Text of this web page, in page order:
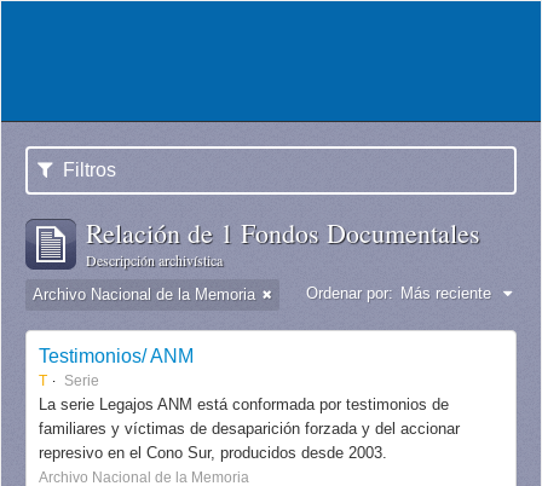
Filtros
Relación de 1 Fondos Documentales
Descripción archivística
Archivo Nacional de la Memoria Ordenar por: Más reciente
Testimonios/ ANM
T Serie
La serie Legajos ANM está conformada por testimonios de
familiares y víctimas de desaparición forzada y del accionar
represivo en el Cono Sur, producidos desde 2003.
Archivo Nacional de la Memoria